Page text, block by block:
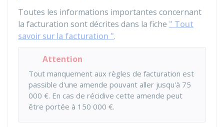
Toutes les informations importantes concernant
la facturation sont décrites dans la fiche " Tout
savoir sur la facturation ".
Attention
Tout manquement aux règles de facturation est
passible d'une amende pouvant aller jusqu'à 75
000 €. En cas de récidive cette amende peut
être portée à 150 000 €.